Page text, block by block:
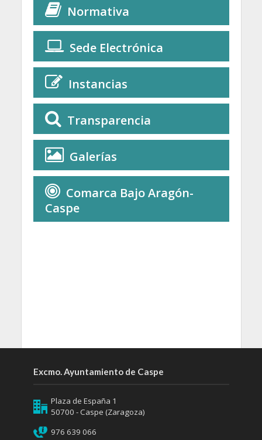
Normativa
Sede Electrónica
Instancias
Transparencia
Galerías
Comarca Bajo Aragón-
Caspe
Excmo. Ayuntamiento de Caspe
Plaza de España 1
50700 - Caspe (Zaragoza)
976 639 066